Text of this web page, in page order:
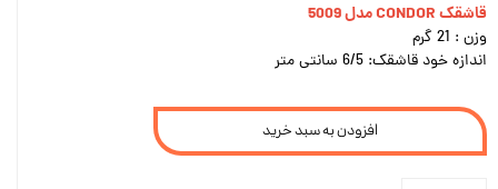
قاشقک CONDOR مدل 5009
وزن : 21 گرم
اندازه خود قاشقک: 6/5 سانتی متر
افزودن به سبد خرید